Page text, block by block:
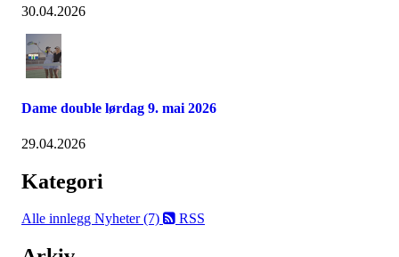
30.04.2026
Dame double lørdag 9. mai 2026
29.04.2026
Kategori
Alle innlegg Nyheter (7) RSS